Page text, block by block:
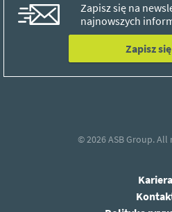
Zapisz się na
najnowszych
Zapisz się
© 2026ASB Group.All
Kariera